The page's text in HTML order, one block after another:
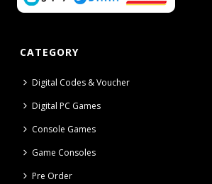
CATEGORY
Digital Codes & Voucher
Digital PC Games
Console Games
Game Consoles
Pre Order